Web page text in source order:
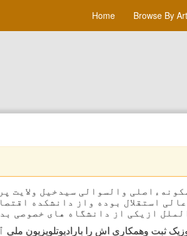
Home Browse By
والسوالی سیدخیل ولایت
استقلال بوده واز دانشکده
ازیکی از دانشگاه های خصوصی